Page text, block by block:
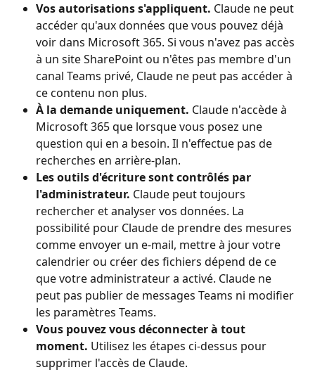
Vos autorisations s'appliquent. Claude ne peut
accéder qu'aux données que vous pouvez déjà
voir dans Microsoft 365. Si vous n'avez pas accès
à un site SharePoint ou n'êtes pas membre d'un
canal Teams privé, Claude ne peut pas accéder à
ce contenu non plus.
À la demande uniquement. Claude n'accède à
Microsoft 365 que lorsque vous posez une
question qui en a besoin. Il n'effectue pas de
recherches en arrière-plan.
Les outils d'écriture sont contrôlés par
l'administrateur. Claude peut toujours
rechercher et analyser vos données. La
possibilité pour Claude de prendre des mesures
comme envoyer un e-mail, mettre à jour votre
calendrier ou créer des fichiers dépend de ce
que votre administrateur a activé. Claude ne
peut pas publier de messages Teams ni modifier
les paramètres Teams.
Vous pouvez vous déconnecter à tout
moment. Utilisez les étapes ci-dessus pour
supprimer l'accès de Claude.